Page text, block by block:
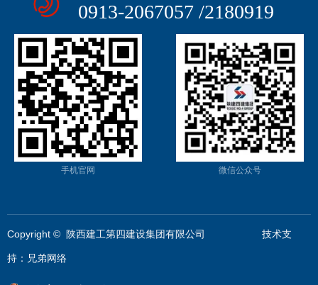
0913-2067057 /2180919
手机官网 微信公众号
Copyright © 陕西建工第四建设集团有限公司 技术支
持： 兄弟网络